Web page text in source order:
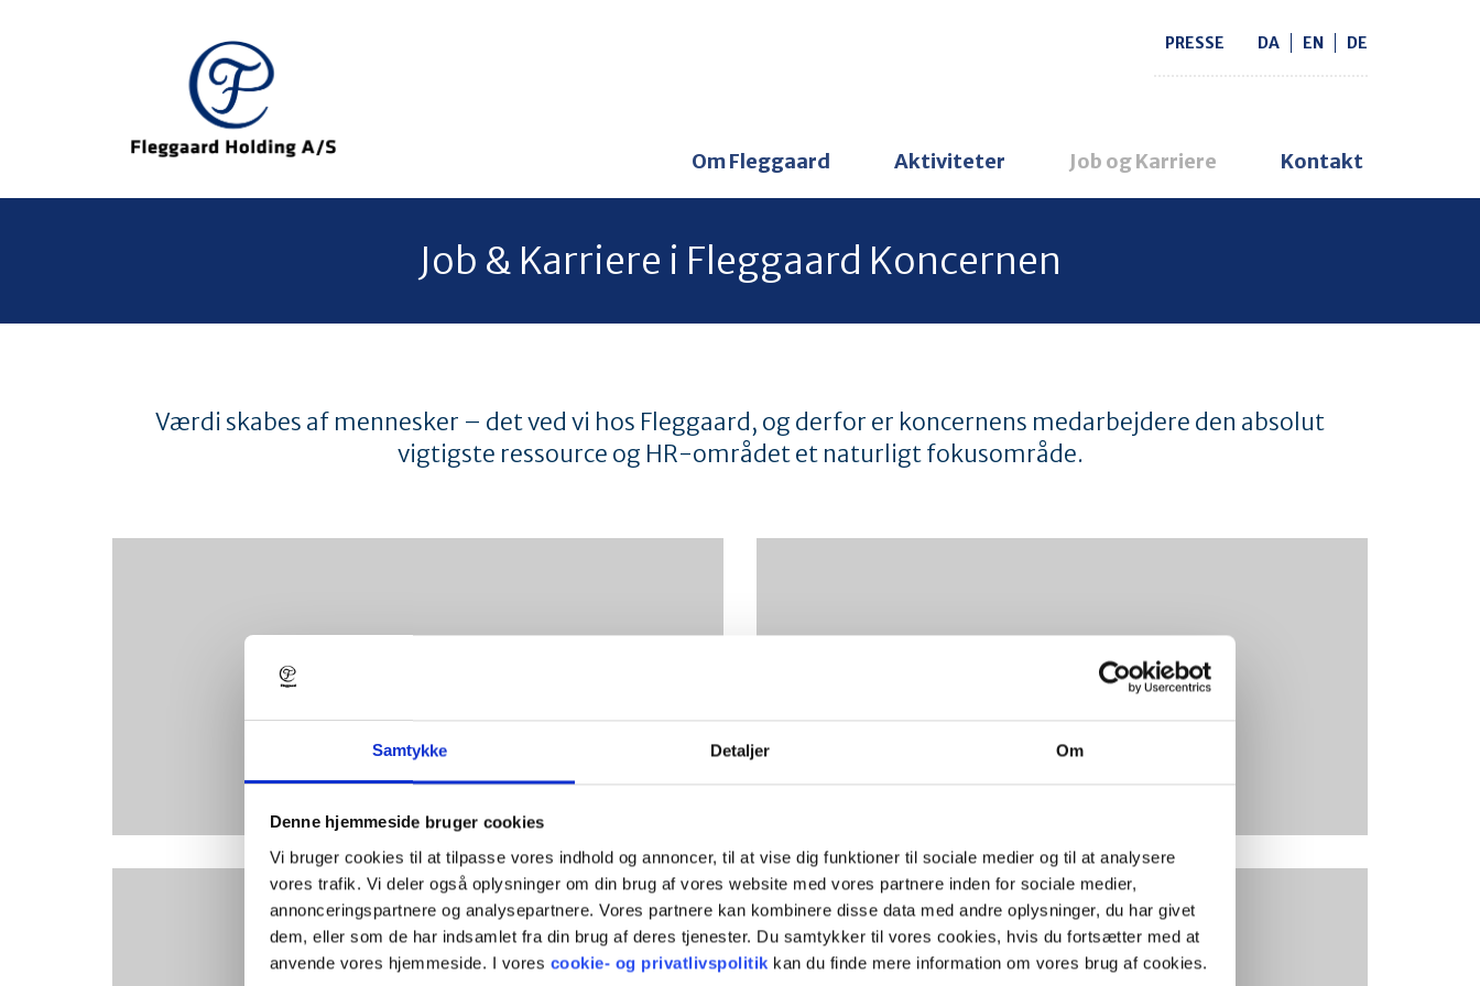
Samtykke Detaljer Om
Denne hjemmeside bruger cookies
Vi bruger cookies til at tilpasse vores indhold og annoncer, til at vise dig funktioner til sociale medier og til at analysere
vores trafik. Vi deler også oplysninger om din brug af vores website med vores partnere inden for sociale medier,
annonceringspartnere og analysepartnere. Vores partnere kan kombinere disse data med andre oplysninger, du har givet
dem, eller som de har indsamlet fra din brug af deres tjenester. Du samtykker til vores cookies, hvis du fortsætter med at
anvende vores hjemmeside. I vores cookie- og privatlivspolitik kan du finde mere information om vores brug af cookies.
DA EN DE
PRESSE
Om Fleggaard Aktiviteter Job og Karriere Kontakt
Job & Karriere i Fleggaard Koncernen
Værdi skabes af mennesker – det ved vi hos Fleggaard, og derfor er koncernens medarbejdere den absolut
vigtigste ressource og HR-området et naturligt fokusområde.
Find dit drømmejob
Find dit drømmejob
Se ledige jobs
Bliv tippet om ledige stillinger
Læs mere
Karrieremuligheder i
koncernen
Læs mere
Karrieremuligheder i koncernen
Interne karrieremuligheder
Mød vores medarbejdere At være en del af Fleggaard